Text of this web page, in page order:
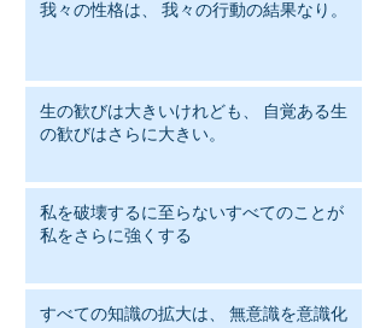
我々の性格は、 我々の行動の結果なり。
生の歓びは大きいけれども、 自覚ある生
の歓びはさらに大きい。
私を破壊するに至らないすべてのことが
私をさらに強くする
すべての知識の拡大は、 無意識を意識化